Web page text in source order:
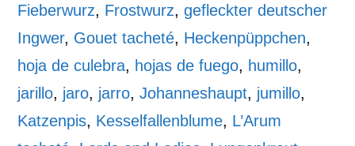
Fieberwurz, Frostwurz,gefleckter deutscher
Ingwer, Gouet tacheté, Heckenpüppchen,
hoja de culebra, hojas de fuego, humillo,
jarillo, jaro, jarro,Johanneshaupt, jumillo,
Katzenpis, Kesselfallenblume, L’Arum